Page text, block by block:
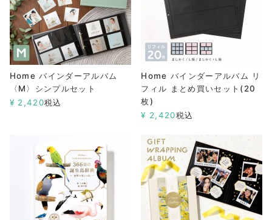
Home バインダーアルバム
〈M〉シンプルセット
¥ 2,420税込
Home バインダーアルバム リ
フィル まとめ買いセット(20
枚)
¥ 2,420税込